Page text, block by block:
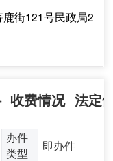
街121号民政局2
收费情况 法定
办件
类型
即办件